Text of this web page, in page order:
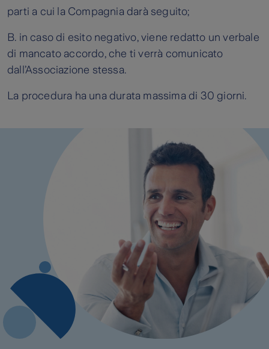
parti a cui la Compagnia darà seguito;
B. in caso di esito negativo, viene redatto un verbale
di mancato accordo, che ti verrà comunicato
dall’Associazione stessa.
La procedura ha una durata massima di 30 giorni.